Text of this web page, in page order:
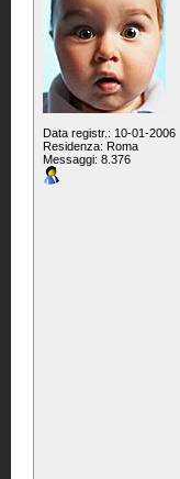
Data registr.: 10-01-2006
Residenza: Roma
Messaggi: 8.376